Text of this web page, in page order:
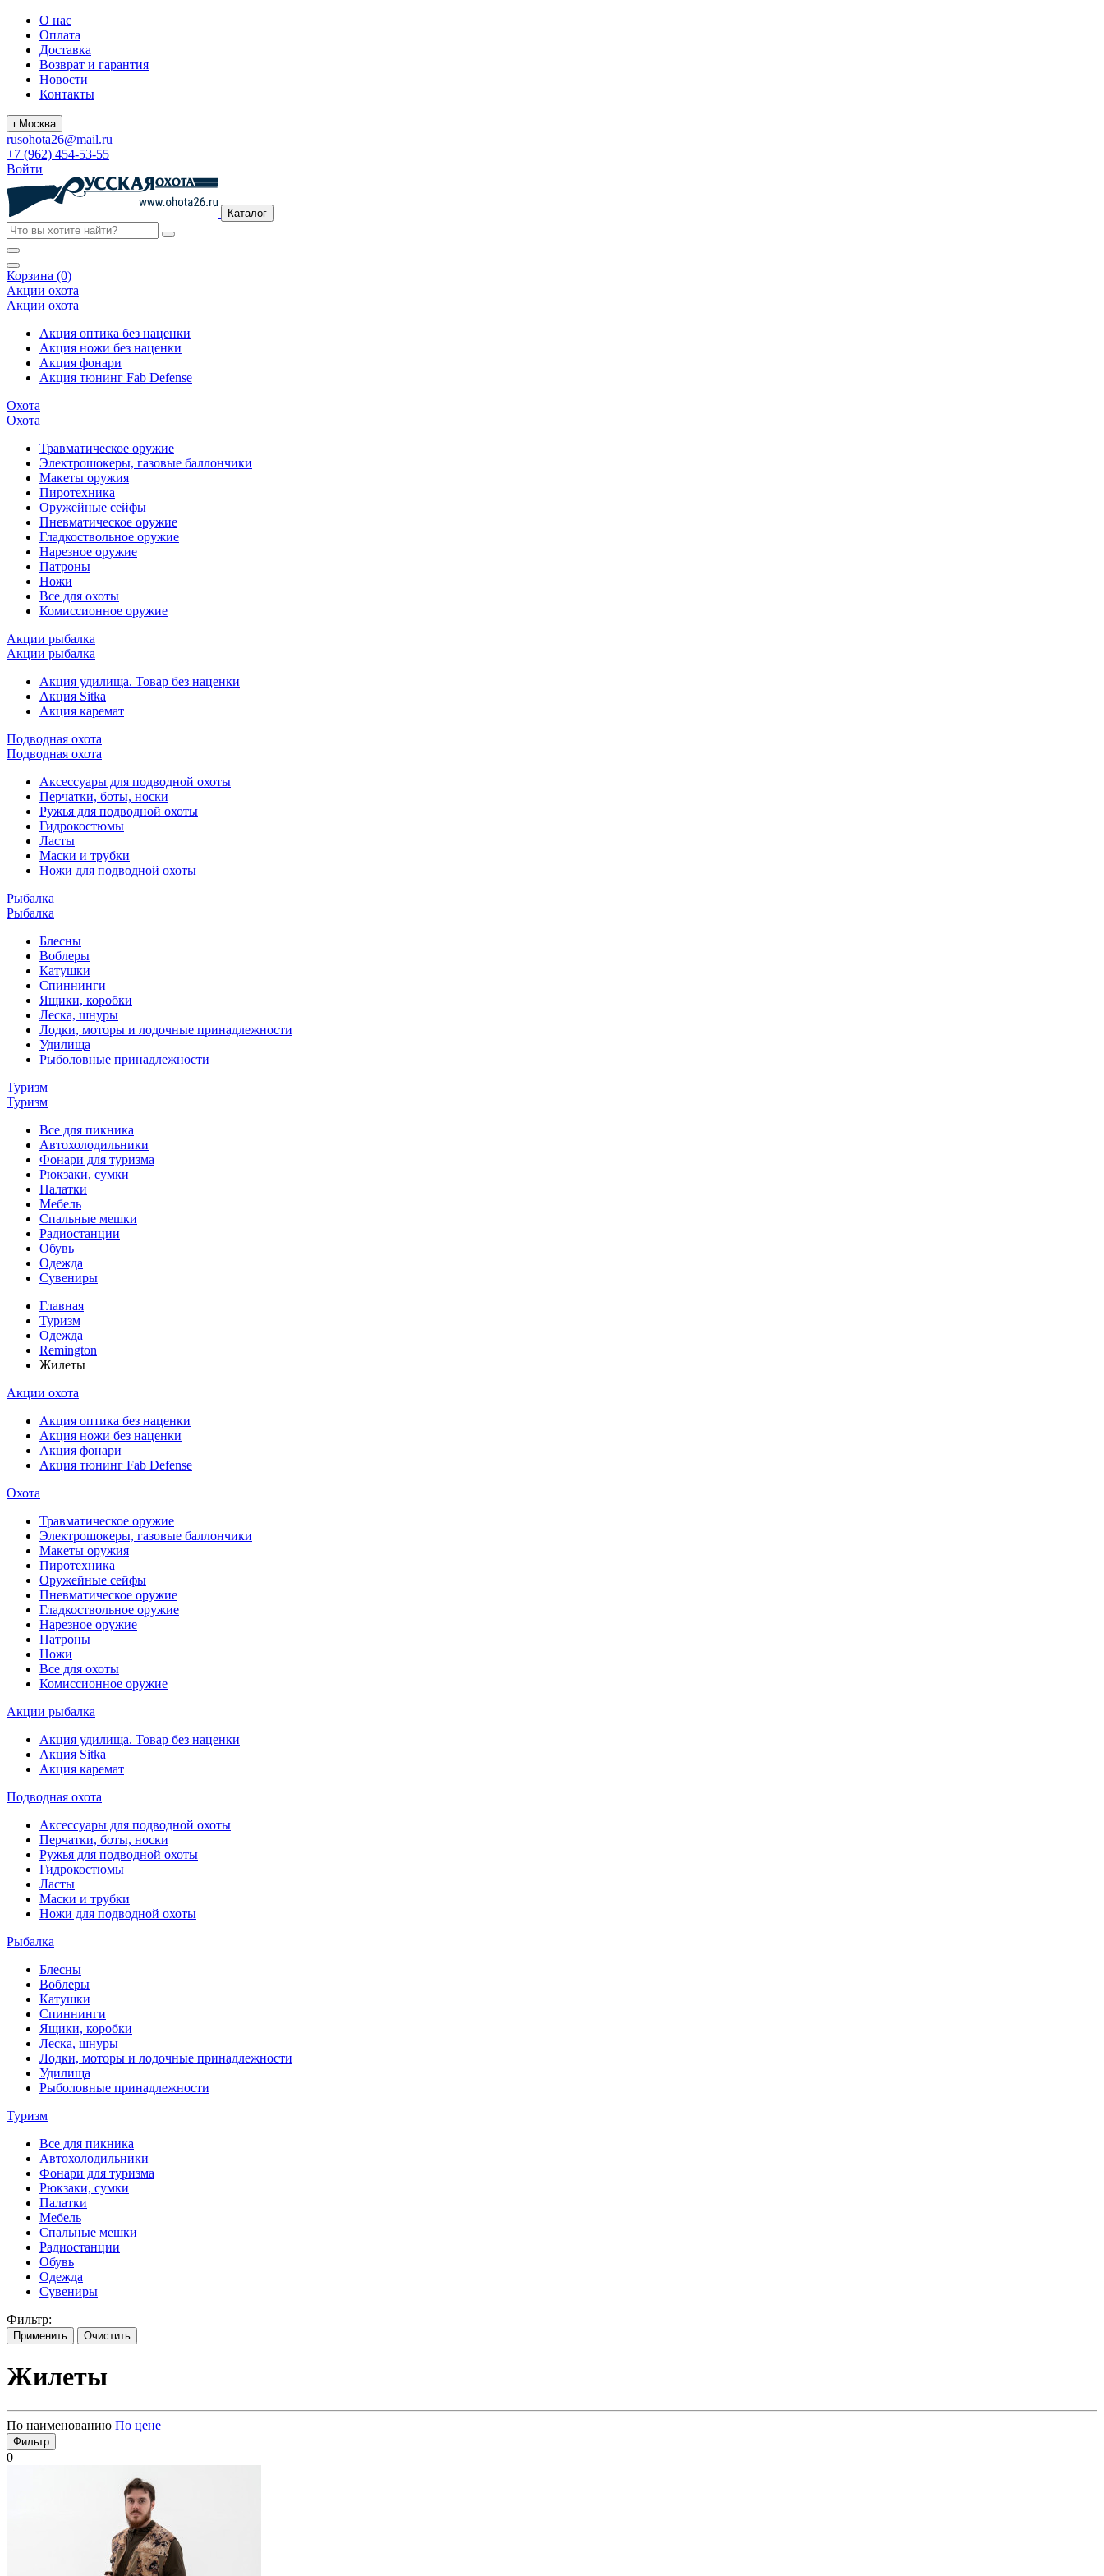
О нас
Оплата
Доставка
Возврат и гарантия
Новости
Контакты
г.Москва
rusohota26@mail.ru
+7 (962) 454-53-55
Войти
Каталог
Корзина (0)
Акции охота
Акции охота
Акция оптика без наценки
Акция ножи без наценки
Акция фонари
Акция тюнинг Fab Defense
Охота
Охота
Травматическое оружие
Электрошокеры, газовые баллончики
Макеты оружия
Пиротехника
Оружейные сейфы
Пневматическое оружие
Гладкоствольное оружие
Нарезное оружие
Патроны
Ножи
Все для охоты
Комиссионное оружие
Акции рыбалка
Акции рыбалка
Акция удилища. Товар без наценки
Акция Sitka
Акция каремат
Подводная охота
Подводная охота
Аксессуары для подводной охоты
Перчатки, боты, носки
Ружья для подводной охоты
Гидрокостюмы
Ласты
Маски и трубки
Ножи для подводной охоты
Рыбалка
Рыбалка
Блесны
Воблеры
Катушки
Спиннинги
Ящики, коробки
Леска, шнуры
Лодки, моторы и лодочные принадлежности
Удилища
Рыболовные принадлежности
Туризм
Туризм
Все для пикника
Автохолодильники
Фонари для туризма
Рюкзаки, сумки
Палатки
Мебель
Спальные мешки
Радиостанции
Обувь
Одежда
Сувениры
Главная
Туризм
Одежда
Remington
Жилеты
Акции охота
Акция оптика без наценки
Акция ножи без наценки
Акция фонари
Акция тюнинг Fab Defense
Охота
Травматическое оружие
Электрошокеры, газовые баллончики
Макеты оружия
Пиротехника
Оружейные сейфы
Пневматическое оружие
Гладкоствольное оружие
Нарезное оружие
Патроны
Ножи
Все для охоты
Комиссионное оружие
Акции рыбалка
Акция удилища. Товар без наценки
Акция Sitka
Акция каремат
Подводная охота
Аксессуары для подводной охоты
Перчатки, боты, носки
Ружья для подводной охоты
Гидрокостюмы
Ласты
Маски и трубки
Ножи для подводной охоты
Рыбалка
Блесны
Воблеры
Катушки
Спиннинги
Ящики, коробки
Леска, шнуры
Лодки, моторы и лодочные принадлежности
Удилища
Рыболовные принадлежности
Туризм
Все для пикника
Автохолодильники
Фонари для туризма
Рюкзаки, сумки
Палатки
Мебель
Спальные мешки
Радиостанции
Обувь
Одежда
Сувениры
Фильтр:
Применить Очистить
Жилеты
По наименованию По цене
Фильтр
0